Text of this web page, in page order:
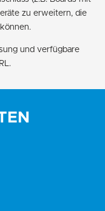
zu erweitern, die
und verfügbare